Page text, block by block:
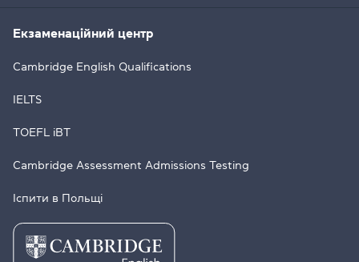
Екзаменаційний центр
Cambridge English Qualifications
IELTS
TOEFL iBT
Cambridge Assessment Admissions Testing
Іспити в Польщі